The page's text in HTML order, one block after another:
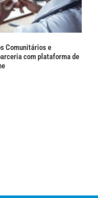
Comunitários e
com plataforma de